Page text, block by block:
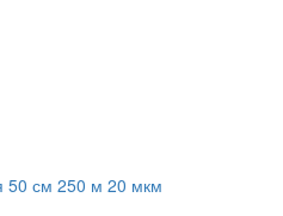
50 см 250 м 20 мкм